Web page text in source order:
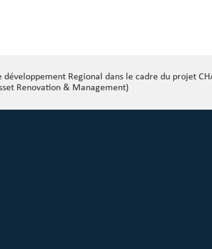
Regional dans le cadre du projet
Renovation & Management)